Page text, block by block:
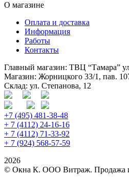
О магазине
Оплата и доставка
Информация
Работы
Контакты
Главный магазин: ТВЦ “Тамара”
Магазин: Жорницкого 33/1, пав.
Склад: ул. Степанова, 12
+7 (495) 481-38-48
+ 7 (4112) 24-16-16
+ 7 (4112) 71-33-92
+ 7 (924) 568-57-59
2026
© Окна К. ООО Витраж. Продажа и